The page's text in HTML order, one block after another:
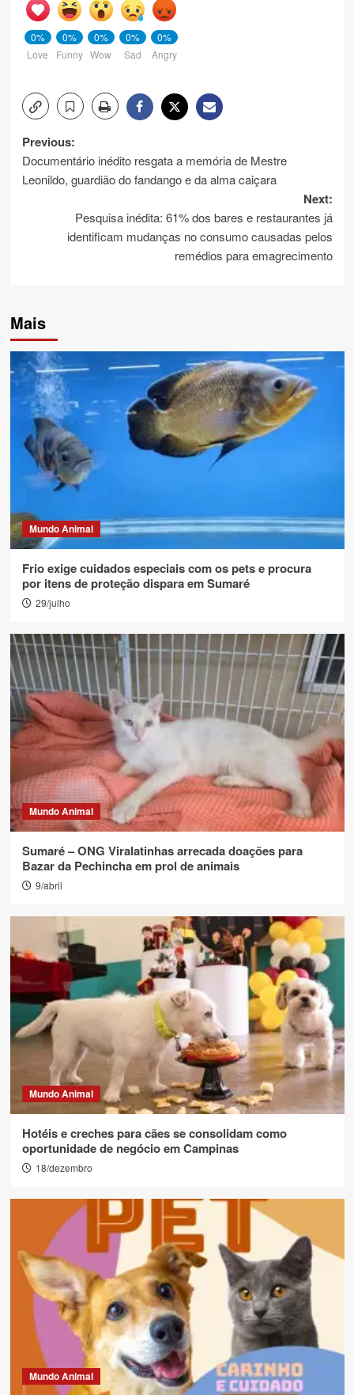
0%
Love
0%
Funny
0%
Wow
0%
Sad
0%
Angry
Post
navigation
Previous:
Documentário inédito resgata a memória de Mestre
Leonildo, guardião do fandango e da alma caiçara
Next:
Pesquisa inédita: 61% dos bares e restaurantes já
identificam mudanças no consumo causadas pelos
remédios para emagrecimento
Mais
Mundo Animal
Frio exige cuidados especiais com os pets e procura
por itens de proteção dispara em Sumaré
29/julho
Mundo Animal
Sumaré – ONG Viralatinhas arrecada doações para
Bazar da Pechincha em prol de animais
9/abril
Mundo Animal
Hotéis e creches para cães se consolidam como
oportunidade de negócio em Campinas
18/dezembro
Mundo Animal